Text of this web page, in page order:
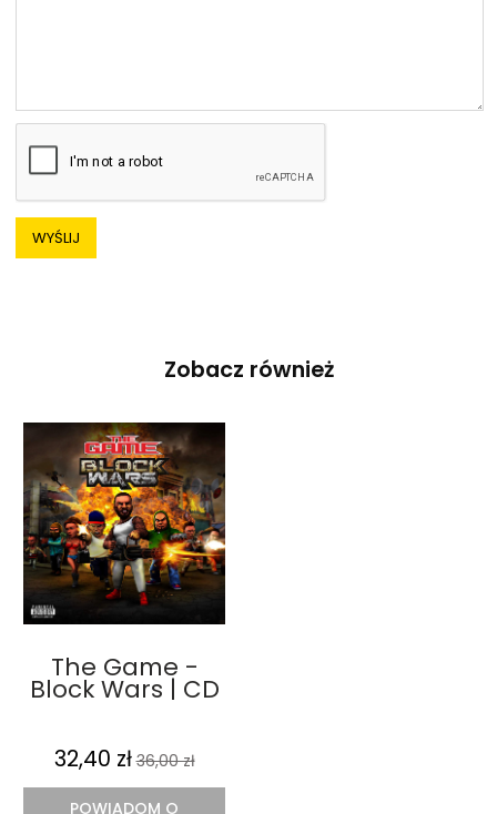
WYŚLIJ
Zobacz również
The Game -
Block Wars | CD
32,40 zł 36,00 zł
POWIADOM O